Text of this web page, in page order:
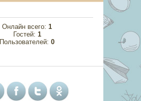
Онлайн всего: 1
Гостей: 1
Пользователей: 0